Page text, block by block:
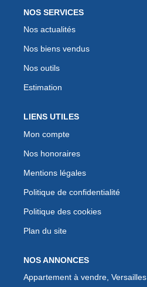
NOS SERVICES
Nos actualités
Nos biens vendus
Nos outils
Estimation
LIENS UTILES
Mon compte
Nos honoraires
Mentions légales
Politique de confidentialité
Politique des cookies
Plan du site
NOS ANNONCES
Appartement à vendre, Versailles